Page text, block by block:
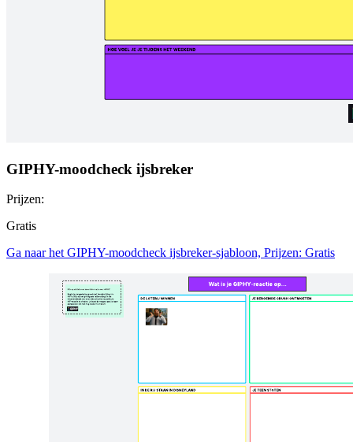
GIPHY-moodcheck ijsbreker
Prijzen:
Gratis
Ga naar het GIPHY-moodcheck ijsbreker-sjabloon, Prijzen: Gratis